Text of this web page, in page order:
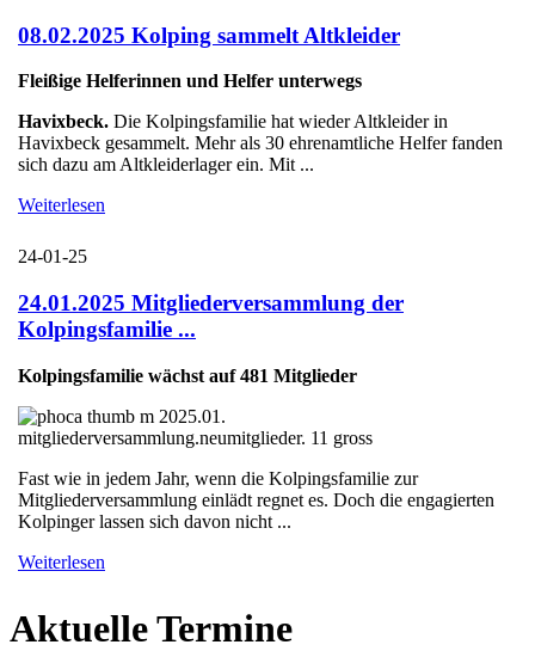
08.02.2025 Kolping sammelt Altkleider
Fleißige Helferinnen und Helfer unterwegs
Havixbeck. Die Kolpingsfamilie hat wieder Altkleider in
Havixbeck gesammelt. Mehr als 30 ehrenamtliche Helfer fanden
sich dazu am Altkleiderlager ein. Mit ...
Weiterlesen
24-01-25
24.01.2025 Mitgliederversammlung der
Kolpingsfamilie ...
Kolpingsfamilie wächst auf 481 Mitglieder
Fast wie in jedem Jahr, wenn die Kolpingsfamilie zur
Mitgliederversammlung einlädt regnet es. Doch die engagierten
Kolpinger lassen sich davon nicht ...
Weiterlesen
Aktuelle Termine